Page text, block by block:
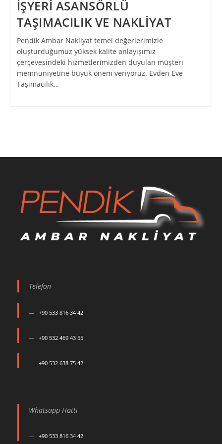
İŞYERİ ASANSÖRLÜ
TAŞIMACILIK VE NAKLİYAT
Pendik Ambar Nakliyat temel değerlerimizle
oluşturduğumuz yüksek kalite anlayışımız
çerçevesindeki hizmetlerimizden duyulan müşteri
memnuniyetine büyük önem veriyoruz. Evden Eve
Taşımacılık…
Telefon
+90 533 816 34 42
+90 532 469 43 55
+90 532 638 75 42
Whatsapp Hattı
+90 533 816 34 42